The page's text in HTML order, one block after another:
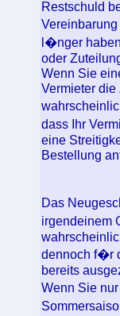
Restschuld
l�nger
oder
Wenn Sie
Vermieter
dass Ihr
eine
Bestellung
Das
irgendeinem
dennoch f�r
bereits
Wenn Sie